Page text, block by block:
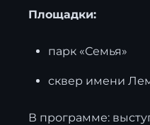
Площадки:
парк «Семья»
сквер имени
В программе: